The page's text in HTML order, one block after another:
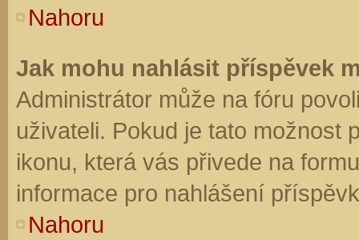
Nahoru
Jak mohu nahlásit příspěvek
Administrátor může na fóru
uživateli. Pokud je tato možnost
ikonu, která vás přivede na
informace pro nahlášení
Nahoru